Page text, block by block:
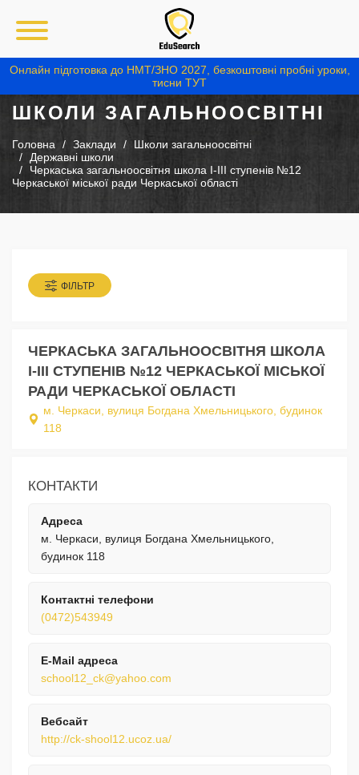
Онлайн підготовка до НМТ/ЗНО 2027, безкоштовні пробні уроки,
тисни ТУТ
ШКОЛИ ЗАГАЛЬНООСВІТНІ
Головна Заклади
Школи загальноосвітні
Державні школи
Черкаська загальноосвітня школа I-III ступенів №12
Черкаської міської ради Черкаської області
ФІЛЬТР
ЧЕРКАСЬКА ЗАГАЛЬНООСВІТНЯ ШКОЛА
I-III СТУПЕНІВ №12 ЧЕРКАСЬКОЇ МІСЬКОЇ
РАДИ ЧЕРКАСЬКОЇ ОБЛАСТІ
м. Черкаси, вулиця Богдана Хмельницького, будинок
118
КОНТАКТИ
Адреса
м. Черкаси, вулиця Богдана Хмельницького,
будинок 118
Контактні телефони
(0472)543949
E-Mail адреса
school12_ck@yahoo.com
Вебсайт
http://ck-shool12.ucoz.ua/